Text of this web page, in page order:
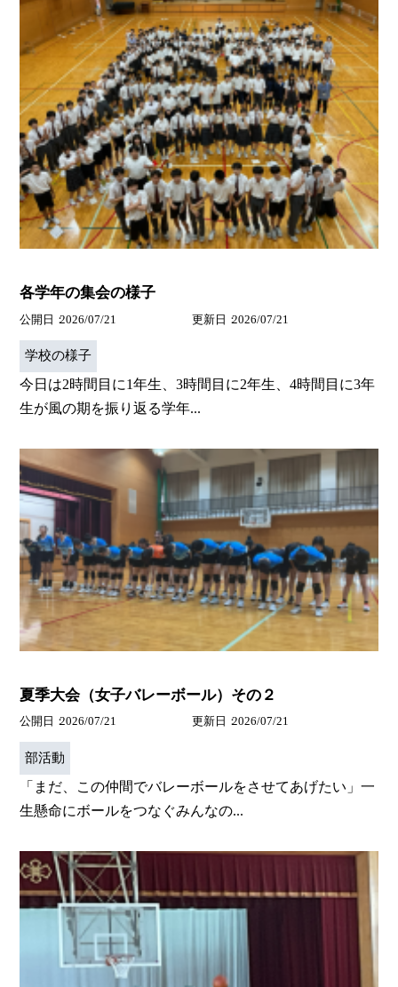
各学年の集会の様子
公開日 2026/07/21 更新日 2026/07/21
学校の様子
今日は2時間目に1年生、3時間目に2年生、4時間目に3年
生が風の期を振り返る学年...
夏季大会（女子バレーボール）その２
公開日 2026/07/21 更新日 2026/07/21
部活動
「まだ、この仲間でバレーボールをさせてあげたい」一
生懸命にボールをつなぐみんなの...